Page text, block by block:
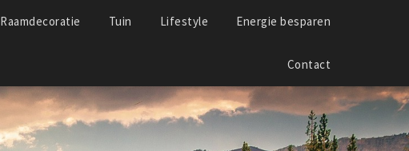
Raamdecoratie Tuin Lifestyle Energie besparen
Contact